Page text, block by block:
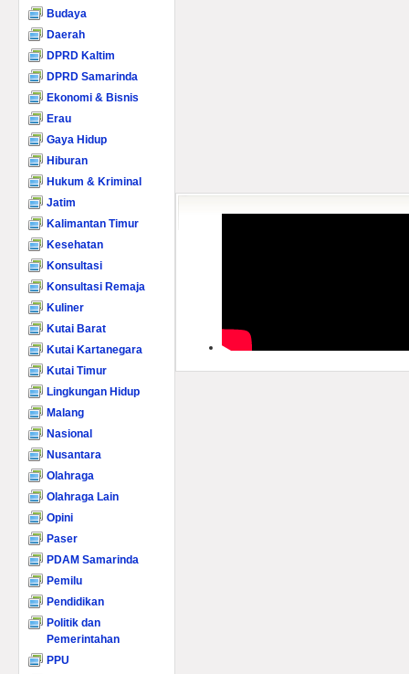
Budaya
Daerah
DPRD Kaltim
DPRD Samarinda
Ekonomi & Bisnis
Erau
Gaya Hidup
Hiburan
Hukum & Kriminal
Jatim
Kalimantan Timur
Kesehatan
Konsultasi
Konsultasi Remaja
Kuliner
Kutai Barat
Kutai Kartanegara
Kutai Timur
Lingkungan Hidup
Malang
Nasional
Nusantara
Olahraga
Olahraga Lain
Opini
Paser
PDAM Samarinda
Pemilu
Pendidikan
Politik dan
Pemerintahan
PPU